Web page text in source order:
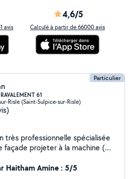
avis
4,6/5
Calculé à partir de 66000 avis
Particulier
61
Risle (Saint-Sulpice-sur-Risle)
très professionnelle spécialisée
façade projeter à la machine (
Haitham Amine : 5/5